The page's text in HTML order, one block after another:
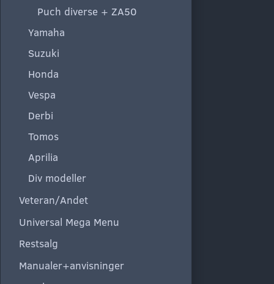
Puch diverse + ZA50
Yamaha
Suzuki
Honda
Vespa
Derbi
Tomos
Aprilia
Div modeller
Veteran/Andet
Universal Mega Menu
Restsalg
Manualer+anvisninger